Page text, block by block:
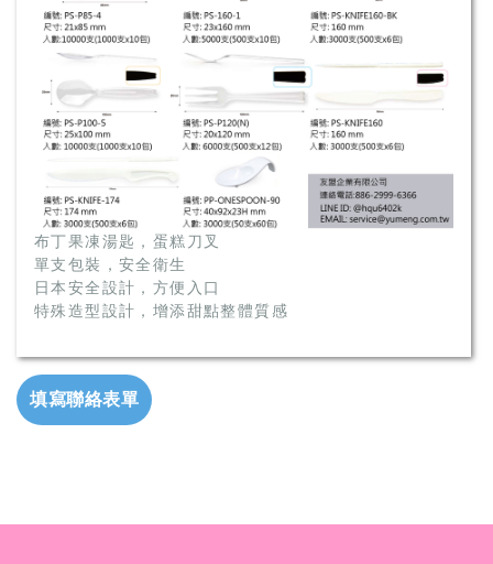
布丁果凍湯匙，蛋糕刀叉
單支包裝，安全衛生
日本安全設計，方便入口
特殊造型設計，增添甜點整體質感
填寫聯絡表單